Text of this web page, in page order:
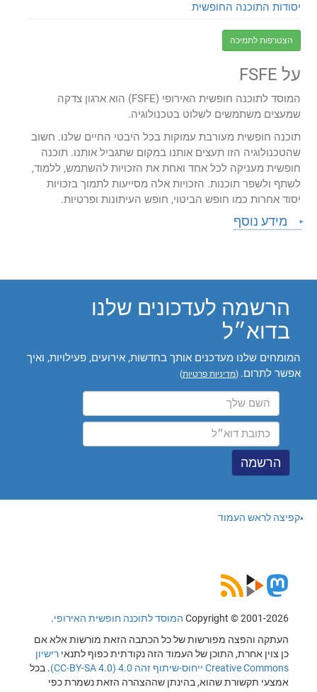
יסודות התוכנה החופשית
הצטרפות לתמיכה
על FSFE
המוסד לתוכנה חופשית האירופי (FSFE) הוא ארגון צדקה
שמעצים משתמשים לשלוט בטכנולוגיה.
תוכנה חופשית מעורבת עמוקות בכל היבטי החיים שלנו. חשוב
שהטכנולוגיה הזו תעצים אותנו במקום שתגביל אותנו. תוכנה
חופשית מעניקה לכל אחד ואחת את הזכויות להשתמש, ללמוד,
לשתף ולשפר תוכנות. הזכויות אלה מסייעות לתמוך בזכויות
יסוד אחרות כמו חופש הביטוי, חופש העיתונות ופרטיות.
מידע נוסף
הרשמה לעדכונים שלנו
בדוא״ל
המומחים שלנו מעדכנים אותך בחדשות, אירועים, פעילויות, ואיך
אפשר לתרום. (מדיניות פרטיות)
קפיצה לראש העמוד
Copyright © 2001-2026 המוסד לתוכנה חופשית האירופי.
העתקה והפצה מפורשות של כל הכתבה הזאת מורשות אלא אם
כן צוין אחרת, התוכן של העמוד הזה נקודתית כפוף לתנאי רישיון
Creative Commons ייחוס-שיתוף זהה 4.0 (CC-BY-SA 4.0)
. בכל
אמצעי תקשורת שהוא, בהינתן שההצהרה הזאת נשמרת כפי